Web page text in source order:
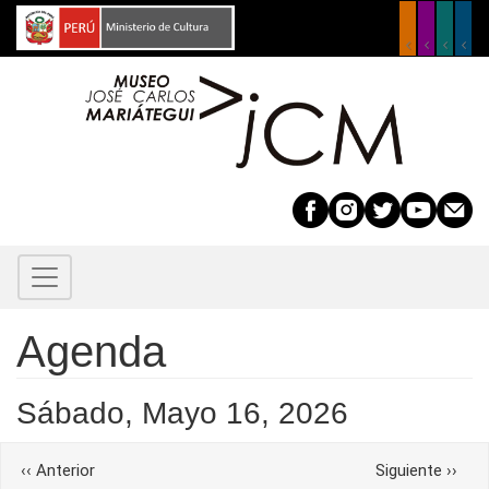
Pasar
Agenda
Sábado, Mayo 16, 2026
Paginación
‹‹ Anterior Siguiente ››
Before
01
02